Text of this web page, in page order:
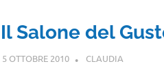
Il Salone del
5 OTTOBRE 2010 CLAUDIA